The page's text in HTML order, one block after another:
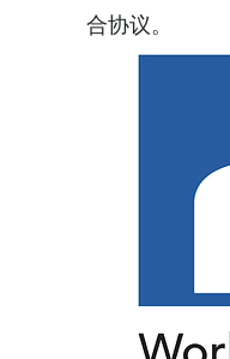
合协议。